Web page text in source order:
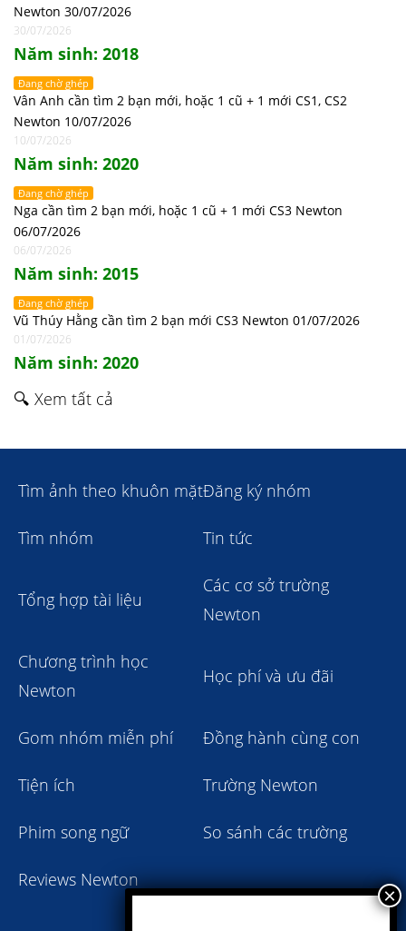
Newton 30/07/2026
30/07/2026
Năm sinh: 2018
Đang chờ ghép
Vân Anh cần tìm 2 bạn mới, hoặc 1 cũ + 1 mới CS1, CS2
Newton 10/07/2026
10/07/2026
Năm sinh: 2020
Đang chờ ghép
Nga cần tìm 2 bạn mới, hoặc 1 cũ + 1 mới CS3 Newton
06/07/2026
06/07/2026
Năm sinh: 2015
Đang chờ ghép
Vũ Thúy Hằng cần tìm 2 bạn mới CS3 Newton 01/07/2026
01/07/2026
Năm sinh: 2020
🔍 Xem tất cả
Tìm ảnh theo khuôn mặtĐăng ký nhóm
Tìm nhóm Tin tức
Tổng hợp tài liệu
Các cơ sở trường
Newton
Chương trình học
Newton
Học phí và ưu đãi
Gom nhóm miễn phí Đồng hành cùng con
Tiện ích Trường Newton
Phim song ngữ So sánh các trường
Reviews Newton